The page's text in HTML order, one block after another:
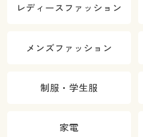
レディースファッション
メンズファッション
制服・学生服
家電